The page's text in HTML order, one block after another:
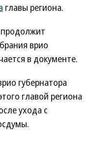
главы региона.
врио
в документе.
губернатора
главой региона
ухода с